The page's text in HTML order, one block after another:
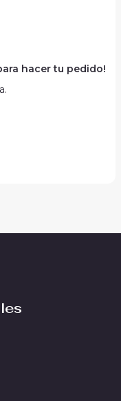
hacer tu pedido!